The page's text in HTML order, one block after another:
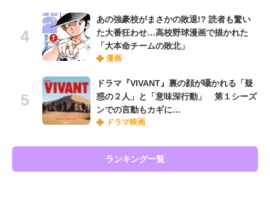
あの強豪校がまさかの敗退!? 読者も驚い
た大番狂わせ…高校野球漫画で描かれた
「大本命チームの敗北」
漫画
ドラマ『VIVANT』裏の顔が囁かれる「疑
惑の２人」と「意味深行動」 第１シーズ
ンでの言動もカギに…
ドラマ映画
ランキング一覧